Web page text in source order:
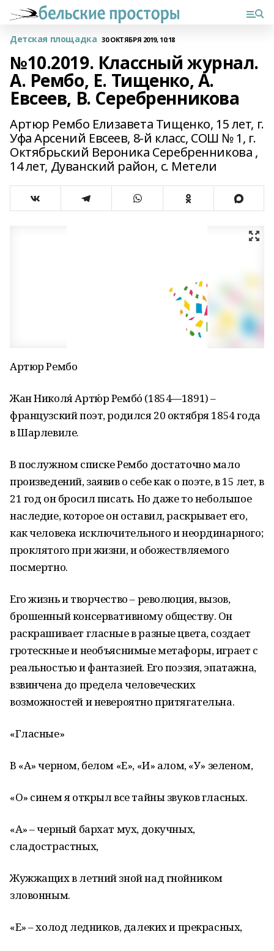
Детская площадка 30 ОКТЯБРЯ 2019, 10:18
№10.2019. Классный журнал.
А. Рембо, Е. Тищенко, А.
Евсеев, В. Серебренникова
Артюр Рембо Елизавета Тищенко, 15 лет, г.
Уфа Арсений Евсеев, 8-й класс, СОШ № 1, г.
Октябрьский Вероника Серебренникова ,
14 лет, Дуванский район, с. Метели
Артюр Рембо
Жан Николя́ Артю́р Рембо́ (1854—1891) –
французский поэт, родился 20 октября 1854 года
в Шарлевиле.
В послужном списке Рембо достаточно мало
произведений, заявив о себе как о поэте, в 15 лет, в
21 год он бросил писать. Но даже то небольшое
наследие, которое он оставил, раскрывает его,
как человека исключительного и неординарного;
проклятого при жизни, и обожествляемого
посмертно.
Его жизнь и творчество – революция, вызов,
брошенный консервативному обществу. Он
раскрашивает гласные в разные цвета, создает
гротескные и необъяснимые метафоры, играет с
реальностью и фантазией. Его поэзия, эпатажна,
взвинчена до предела человеческих
возможностей и невероятно притягательна.
«Гласные»
В «А» черном, белом «Е», «И» алом, «У» зеленом,
«О» синем я открыл все тайны звуков гласных.
«А» – черный бархат мух, докучных,
сладострастных,
Жужжащих в летний зной над гнойником
зловонным.
«Е» – холод ледников, далеких и прекрасных,